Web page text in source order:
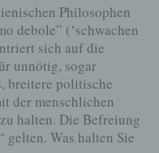
Philosophen
debole” (‘schwachen
sich auf die
unnötig, sogar
breitere politische
der menschlichen
halten. Die Befreiung
gelten. Was halten Sie
Daten werden
bei dem für die
eigene Zwecke
Verarbeitung
an einen oder mehrere
Paketdienstleister,
Daten ebenfalls
die dem für die
ist, nutzt.
des für die
die vom Internet-